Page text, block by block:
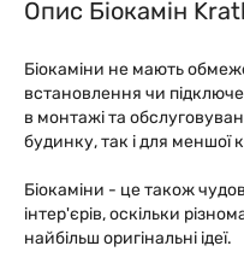
Опис Біокамін
Біокаміни не мають
встановлення чи
в монтажі та
будинку, так і для меншої
Біокаміни - це також
інтер'єрів, оскільки
найбільш оригінальні ідеї.